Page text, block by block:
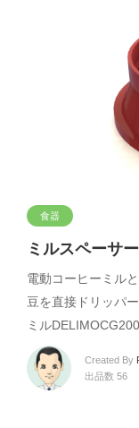
食器
ミルスペーサ
電動コーヒーミル
豆を直接ドリッパ
ミル
Created By
出品数 56